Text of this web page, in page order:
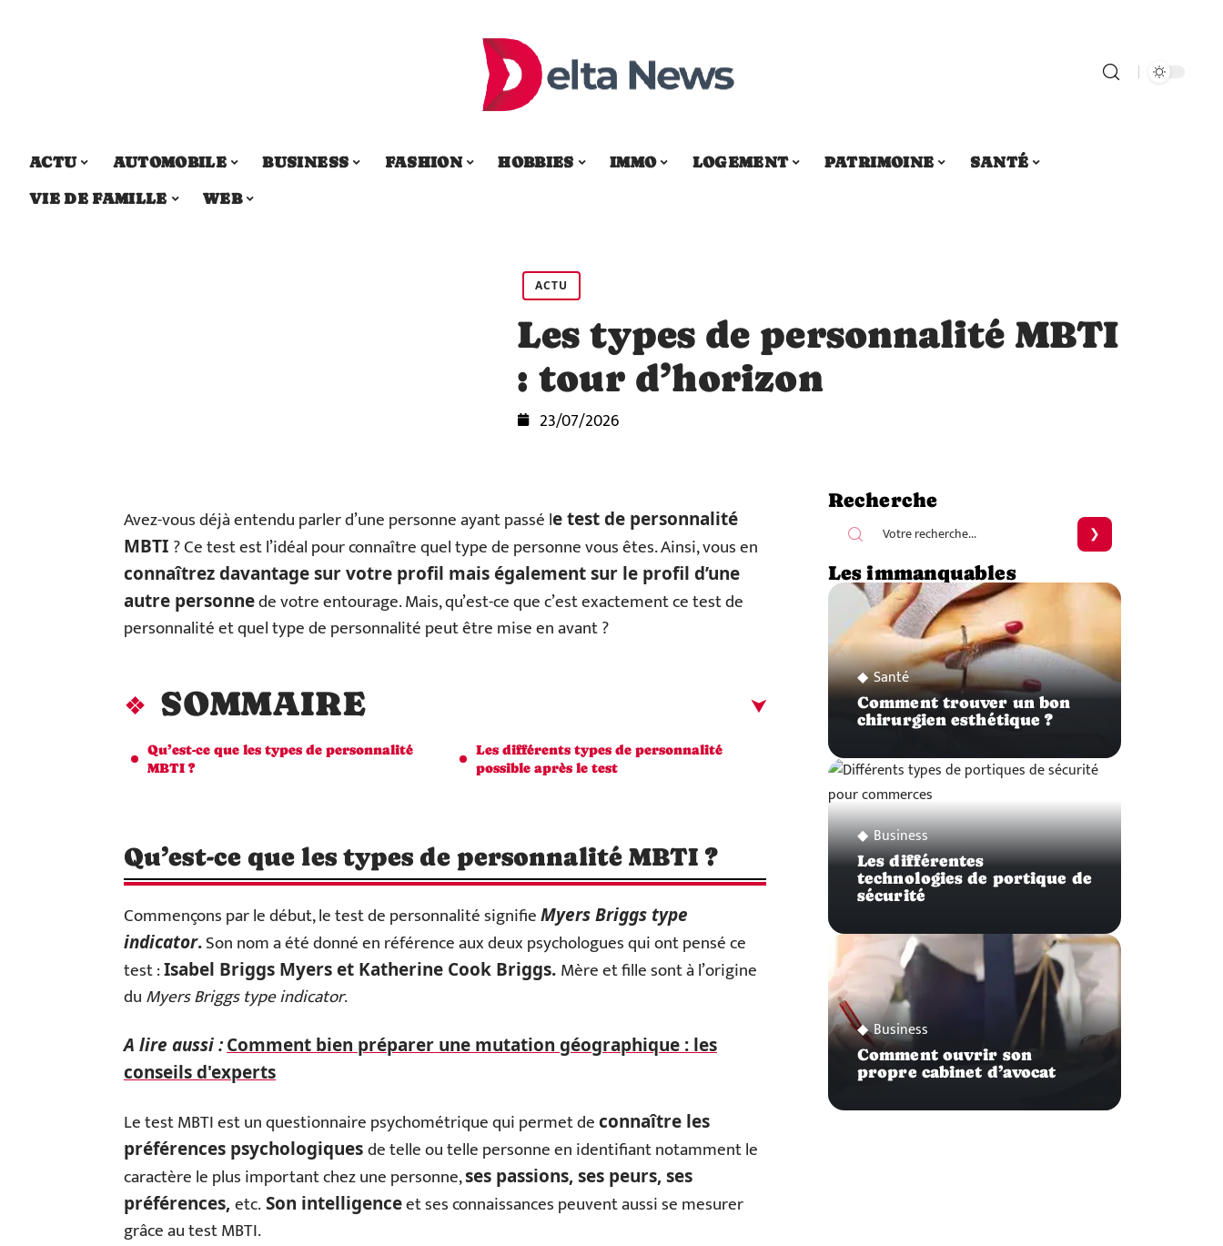
ACTU AUTOMOBILE BUSINESS FASHION HOBBIES IMMO LOGEMENT PATRIMOINE
SANTÉ
VIE DE FAMILLE
WEB
ACTU
Les types de personnalité MBTI
: tour d’horizon
23/07/2026
Avez-vous déjà entendu parler d’une personne ayant passé le test de personnalité
MBTI ? Ce test est l’idéal pour connaître quel type de personne vous êtes. Ainsi, vous en
connaîtrez davantage sur votre profil mais également sur le profil d’une
autre personnede votre entourage. Mais, qu’est-ce que c’est exactement ce test de
personnalité et quel type de personnalité peut être mise en avant ?
SOMMAIRE
Qu’est-ce que les types de personnalité
MBTI ?
Les différents types de personnalité
possible après le test
Qu’est-ce que les types de personnalité MBTI ?
Commençons par le début, le test de personnalité signifieMyers Briggs type
indicator.Son nom a été donné en référence aux deux psychologues qui ont pensé ce
test :Isabel Briggs Myers et Katherine Cook Briggs. Mère et fille sont à l’origine
duMyers Briggs type indicator.
A lire aussi :Comment bien préparer une mutation géographique : les
conseils d'experts
Le test MBTI est un questionnaire psychométrique qui permet deconnaître les
préférences psychologiquesde telle ou telle personne en identifiant notamment le
caractère le plus important chez une personne,ses passions, ses peurs, ses
préférences,etc.Son intelligenceet ses connaissances peuvent aussi se mesurer
grâce au test MBTI.
Recherche
Les immanquables
Santé
Comment trouver un bon
chirurgien esthétique ?
Business
Les différentes
technologies de portique de
sécurité
Business
Comment ouvrir son
propre cabinet d’avocat